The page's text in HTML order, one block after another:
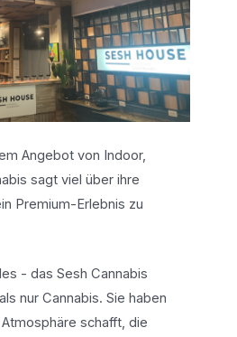
Angebot von Indoor,
sagt viel über ihre
Premium-Erlebnis zu
- das Sesh Cannabis
nur Cannabis. Sie haben
schafft, die